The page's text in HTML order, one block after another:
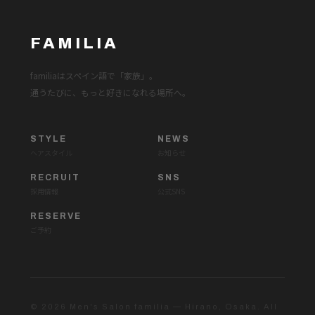
FAMILIA
familiaはスペイン語で「家族」。
通うたびに、もっと好きになれる場所へ。
STYLE NEWS
RECRUIT SNS
RESERVE